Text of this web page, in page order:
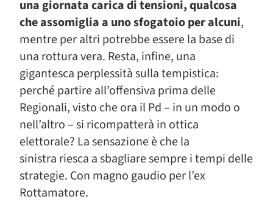
una giornata carica di tensioni, qualcosa
che assomiglia a uno sfogatoio per alcuni,
mentre per altri potrebbe essere la base di
una rottura vera. Resta, infine, una
gigantesca perplessità sulla tempistica:
perché partire all’offensiva prima delle
Regionali, visto che ora il Pd – in un modo o
nell’altro – si ricompatterà in ottica
elettorale? La sensazione è che la
sinistra riesca a sbagliare sempre i tempi delle
strategie. Con magno gaudio per l’ex
Rottamatore.